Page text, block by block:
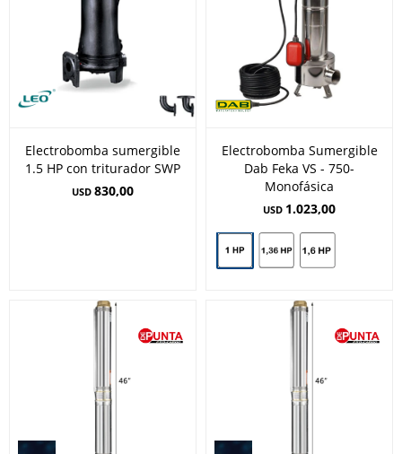
Electrobomba sumergible
1.5 HP con triturador SWP
USD 830,00
Electrobomba Sumergible
Dab Feka VS - 750-
Monofásica
USD 1.023,00